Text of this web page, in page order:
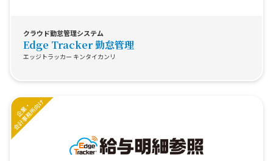
クラウド勤怠管理システム
Edge Tracker 勤怠管理
エッジトラッカー キンタイカンリ